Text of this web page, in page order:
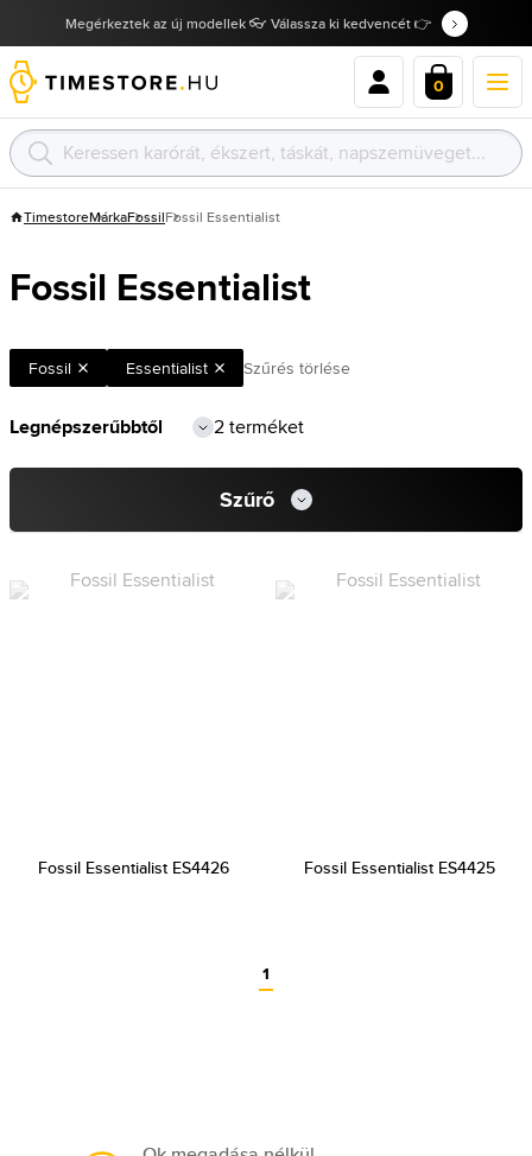
Megérkeztek az új modellek 👓 Válassza ki kedvencét 👉
0
TimestoreMárkaFossilFossil Essentialist
Fossil Essentialist
Fossil Essentialist Szűrés törlése
2 terméket
Szűrő
Fossil Essentialist ES4426 Fossil Essentialist ES4425
1